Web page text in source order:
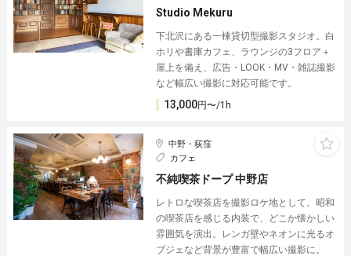
Studio Mekuru
下北沢にある一棟貸切型撮影スタジオ。白
ホリや書庫カフェ、ラウンジの3フロア＋
屋上を備え、広告・LOOK・MV・雑誌撮影
など幅広い撮影に対応可能です。
13,000円〜/1h
中野・荻窪
カフェ
不純喫茶ドープ 中野店
レトロな喫茶店を撮影ロケ地として。昭和
の喫茶店を感じる内装で、どこか懐かしい
雰囲気を演出。レンガ壁やネオンに光るオ
ブジェなど背景が豊富で幅広い撮影に。